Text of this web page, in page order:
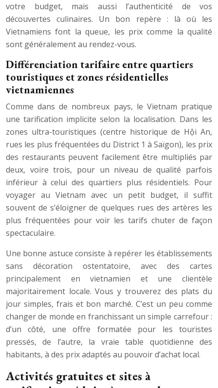
votre budget, mais aussi l’authenticité de vos
découvertes culinaires. Un bon repère : là où les
Vietnamiens font la queue, les prix comme la qualité
sont généralement au rendez-vous.
Différenciation tarifaire entre quartiers
touristiques et zones résidentielles
vietnamiennes
Comme dans de nombreux pays, le Vietnam pratique
une tarification implicite selon la localisation. Dans les
zones ultra-touristiques (centre historique de Hội An,
rues les plus fréquentées du District 1 à Saïgon), les prix
des restaurants peuvent facilement être multipliés par
deux, voire trois, pour un niveau de qualité parfois
inférieur à celui des quartiers plus résidentiels. Pour
voyager au Vietnam avec un petit budget, il suffit
souvent de s’éloigner de quelques rues des artères les
plus fréquentées pour voir les tarifs chuter de façon
spectaculaire.
Une bonne astuce consiste à repérer les établissements
sans décoration ostentatoire, avec des cartes
principalement en vietnamien et une clientèle
majoritairement locale. Vous y trouverez des plats du
jour simples, frais et bon marché. C’est un peu comme
changer de monde en franchissant un simple carrefour :
d’un côté, une offre formatée pour les touristes
pressés, de l’autre, la vraie table quotidienne des
habitants, à des prix adaptés au pouvoir d’achat local.
Activités gratuites et sites à